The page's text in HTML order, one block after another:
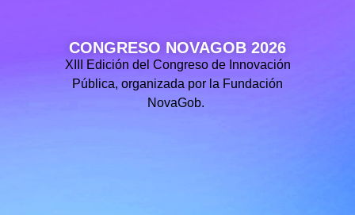
CONGRESO NOVAGOB 2026
XIII Edición del Congreso de Innovación
Pública, organizada por la Fundación
NovaGob.